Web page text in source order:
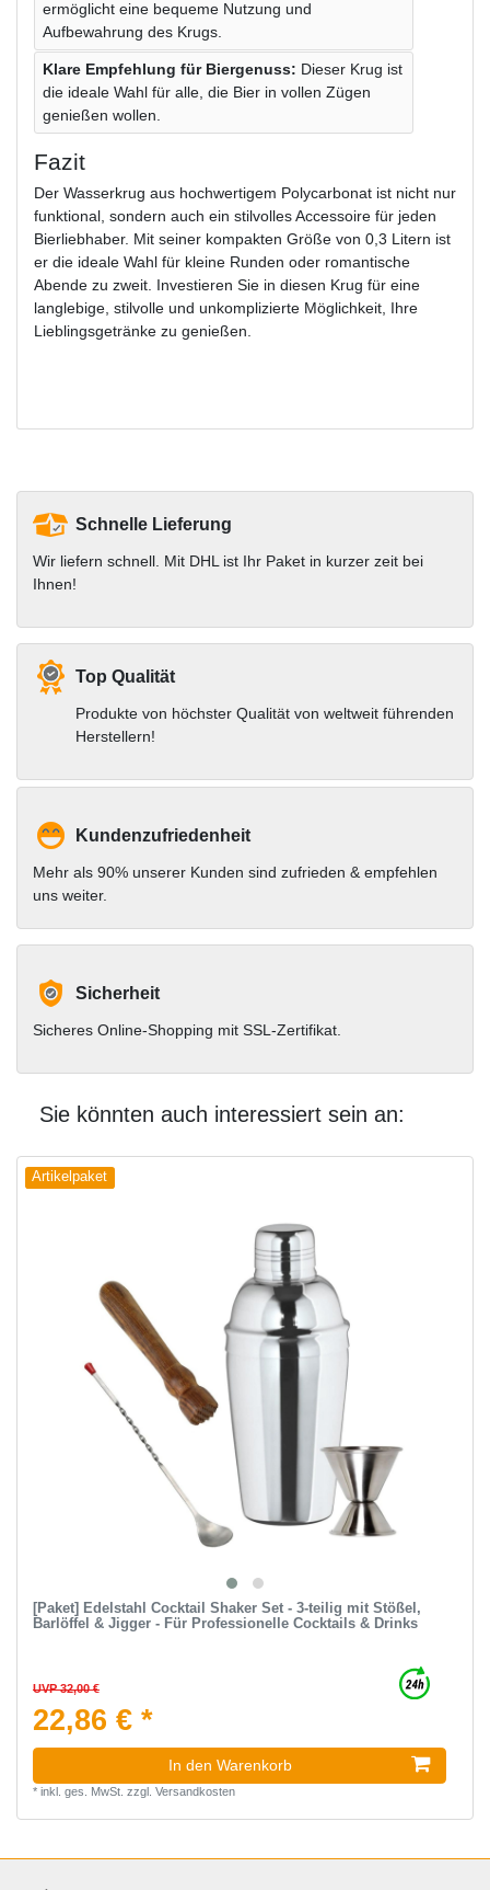
ermöglicht eine bequeme Nutzung und
Aufbewahrung des Krugs.
Klare Empfehlung für Biergenuss: Dieser Krug ist
die ideale Wahl für alle, die Bier in vollen Zügen
genießen wollen.
Fazit
Der Wasserkrug aus hochwertigem Polycarbonat ist nicht nur
funktional, sondern auch ein stilvolles Accessoire für jeden
Bierliebhaber. Mit seiner kompakten Größe von 0,3 Litern ist
er die ideale Wahl für kleine Runden oder romantische
Abende zu zweit. Investieren Sie in diesen Krug für eine
langlebige, stilvolle und unkomplizierte Möglichkeit, Ihre
Lieblingsgetränke zu genießen.
Schnelle Lieferung
Wir liefern schnell. Mit DHL ist Ihr Paket in kurzer zeit bei
Ihnen!
Top Qualität
Produkte von höchster Qualität von weltweit führenden
Herstellern!
Kundenzufriedenheit
Mehr als 90% unserer Kunden sind zufrieden & empfehlen
uns weiter.
Sicherheit
Sicheres Online-Shopping mit SSL-Zertifikat.
Sie könnten auch interessiert sein an:
Artikelpaket
[Paket] Edelstahl Cocktail Shaker Set - 3-teilig mit Stößel,
Barlöffel & Jigger - Für Professionelle Cocktails & Drinks
UVP 32,00 €
22,86 € *
In den Warenkorb
* inkl. ges. MwSt. zzgl. Versandkosten